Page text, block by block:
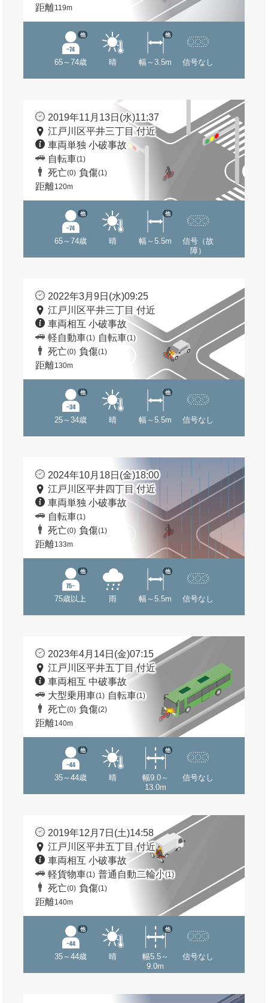
距離119m
65～74歳
他
晴 幅～3.5m
他
信号なし
2019年11月13日(水)11:37
江戸川区平井三丁目 付近
車両単独 小破事故
自転車(1)
死亡(0) 負傷(1)
距離120m
65～74歳
他
晴 幅～5.5m
他
信号（故
障）
2022年3月9日(水)09:25
江戸川区平井三丁目 付近
車両相互 小破事故
軽自動車(1) 自転車(1)
死亡(0) 負傷(1)
距離130m
25～34歳
他
晴 幅～5.5m
他
信号なし
2024年10月18日(金)18:00
江戸川区平井四丁目 付近
車両単独 小破事故
自転車(1)
死亡(0) 負傷(1)
距離133m
75歳以上
他
雨 幅～5.5m
他
信号なし
2023年4月14日(金)07:15
江戸川区平井五丁目 付近
車両相互 中破事故
大型乗用車(1) 自転車(1)
死亡(0) 負傷(2)
距離140m
35～44歳
他
晴
幅9.0～
13.0m
他
信号なし
2019年12月7日(土)14:58
江戸川区平井五丁目 付近
車両相互 小破事故
軽貨物車(1) 普通自動二輪小(1)
死亡(0) 負傷(1)
距離140m
35～44歳
他
晴
幅5.5～
9.0m
他
信号なし